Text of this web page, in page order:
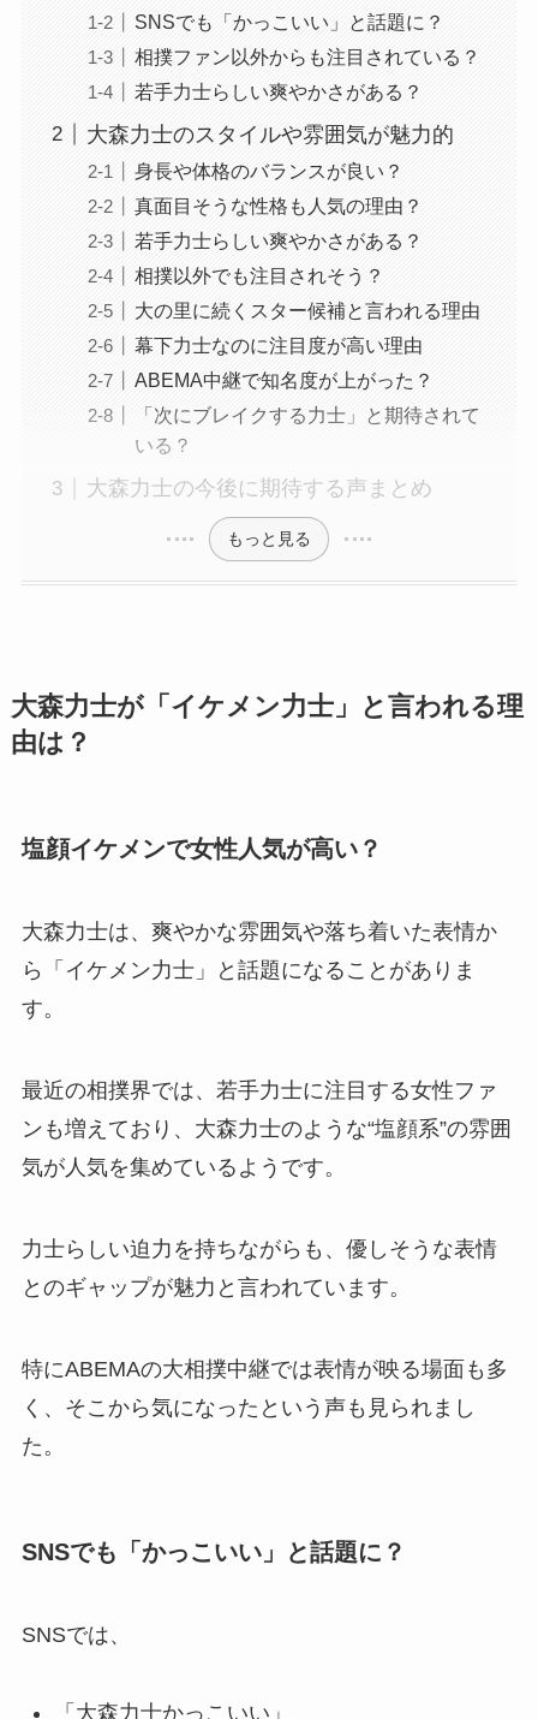
SNSでも「かっこいい」と話題に？
相撲ファン以外からも注目されている？
若手力士らしい爽やかさがある？
大森力士のスタイルや雰囲気が魅力的
身長や体格のバランスが良い？
真面目そうな性格も人気の理由？
若手力士らしい爽やかさがある？
相撲以外でも注目されそう？
大の里に続くスター候補と言われる理由
幕下力士なのに注目度が高い理由
ABEMA中継で知名度が上がった？
「次にブレイクする力士」と期待されて
いる？
大森力士の今後に期待する声まとめ
もっと見る
大森力士が「イケメン力士」と言われる理
由は？
塩顔イケメンで女性人気が高い？
大森力士は、爽やかな雰囲気や落ち着いた表情か
ら「イケメン力士」と話題になることがありま
す。
最近の相撲界では、若手力士に注目する女性ファ
ンも増えており、大森力士のような“塩顔系”の雰囲
気が人気を集めているようです。
力士らしい迫力を持ちながらも、優しそうな表情
とのギャップが魅力と言われています。
特にABEMAの大相撲中継では表情が映る場面も多
く、そこから気になったという声も見られまし
た。
SNSでも「かっこいい」と話題に？
SNSでは、
「大森力士かっこいい」